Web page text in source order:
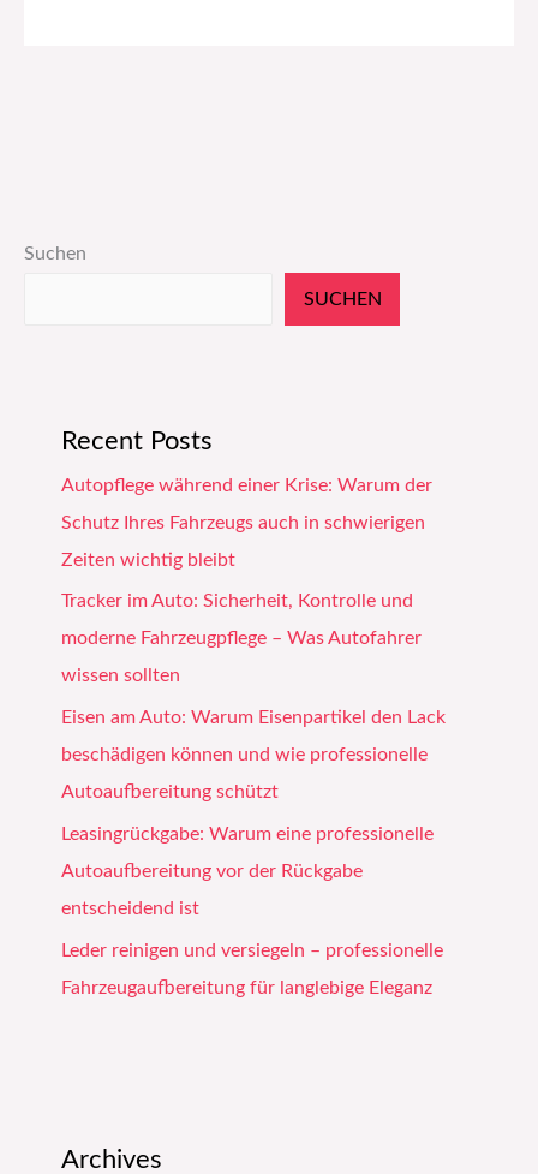
Suchen
SUCHEN
Recent Posts
Autopflege während einer Krise: Warum der
Schutz Ihres Fahrzeugs auch in schwierigen
Zeiten wichtig bleibt
Tracker im Auto: Sicherheit, Kontrolle und
moderne Fahrzeugpflege – Was Autofahrer
wissen sollten
Eisen am Auto: Warum Eisenpartikel den Lack
beschädigen können und wie professionelle
Autoaufbereitung schützt
Leasingrückgabe: Warum eine professionelle
Autoaufbereitung vor der Rückgabe
entscheidend ist
Leder reinigen und versiegeln – professionelle
Fahrzeugaufbereitung für langlebige Eleganz
Archives